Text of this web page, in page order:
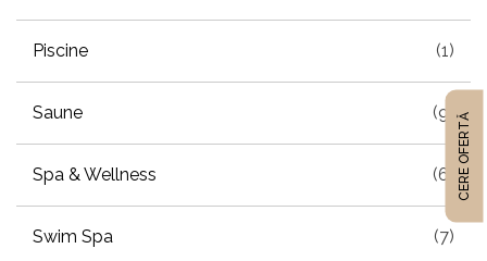
Piscine (1)
Saune (9)
Spa & Wellness (6)
Swim Spa (7)
CERE OFERTĂ